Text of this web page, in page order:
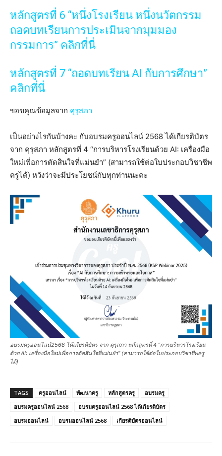
หลักสูตรที่ 6 “หนึ่งโรงเรียน หนึ่งนวัตกรรม
ถอดบทเรียนการประเมินจากมุมมอง
กรรมการ” คลิกที่นี่
หลักสูตรที่ 7 “ถอดบทเรียน AI กับการศึกษา”
คลิกที่นี่
ขอขคุณข้อมูลจาก คุรุสภา
เป็นอย่างไรกันบ้างคะ กับอบรมครูออนไลน์ 2568 ได้เกียรติบัตร
จาก คุรุสภา หลักสูตรที่ 4 “การบริหารโรงเรียนด้วย AI: เครื่องมือ
ใหม่เพื่อการตัดสินใจที่แม่นยำ” (สามารถใช้ต่อใบประกอบวิชาชีพ
ครูได้) หวังว่าจะมีประโยชน์กับทุกท่านนะคะ
อบรมครูออนไลน์2568 ได้เกียรติบัตร จาก คุรุสภา หลักสูตรที่ 4 “การบริหารโรงเรียน
ด้วย AI: เครื่องมือใหม่เพื่อการตัดสินใจที่แม่นยำ” (สามารถใช้ต่อใบประกอบวิชาชีพครู
ได้)
TAGS ครูออนไลน์ พัฒนาครู หลักสูตรครู
อบรมครู
อบรมครูออนไลน์ 2568
อบรมครูออนไลน์ 2568 ได้เกียรติบัตร
อบรมออนไลน์
อบรมออนไลน์ 2568 เกียรติบัตรออนไลน์